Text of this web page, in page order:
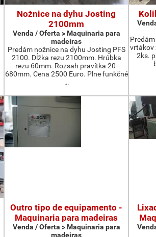
Nožnice na dyhu Josting
2100mm
Venda / Oferta > Maquinaria para
madeiras
Predám nožnice na dyhu Josting PFS
2100. Dĺžka rezu 2100mm. Hrúbka
rezu 60mm. Rozsah pravítka 20-
680mm. Cena 2500 Euro. Plne funkčné
…
vrtákov
2ks.
Outro tipo de equipamento -
Maquinaria para madeiras
Venda / Oferta > Maquinaria para
madeiras